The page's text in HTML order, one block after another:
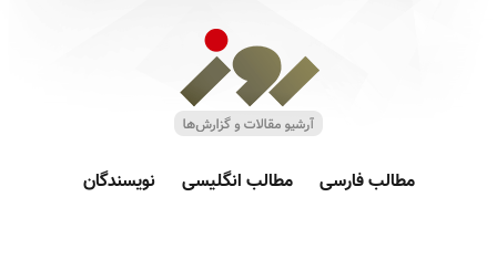
مطالب فارسی مطالب انگلیسی نویسندگان